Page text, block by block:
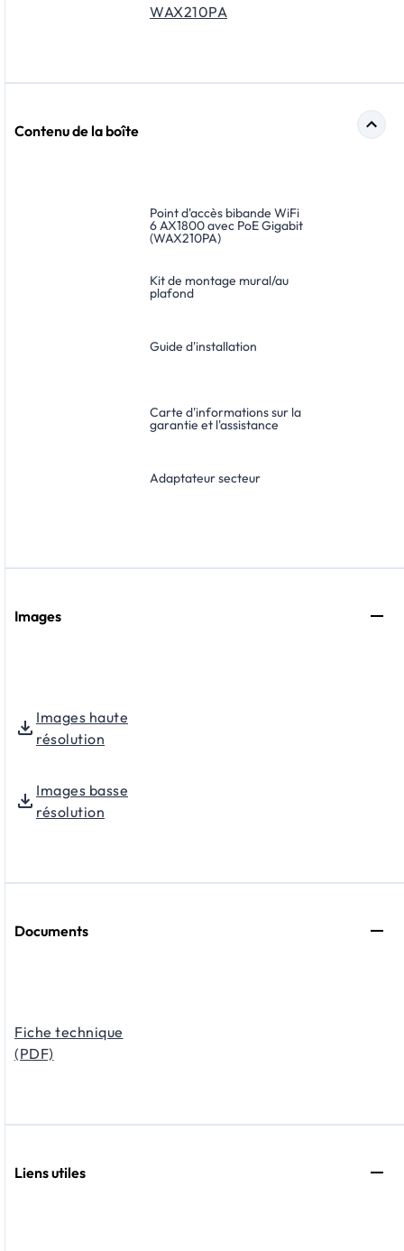
WAX210PA
Contenu de la boîte
Point d'accès bibande WiFi
6 AX1800 avec PoE Gigabit
(WAX210PA)
Kit de montage mural/au
plafond
Guide d'installation
Carte d'informations sur la
garantie et l'assistance
Adaptateur secteur
Images
Images haute
résolution
Images basse
résolution
Documents
Fiche technique
(PDF)
Liens utiles